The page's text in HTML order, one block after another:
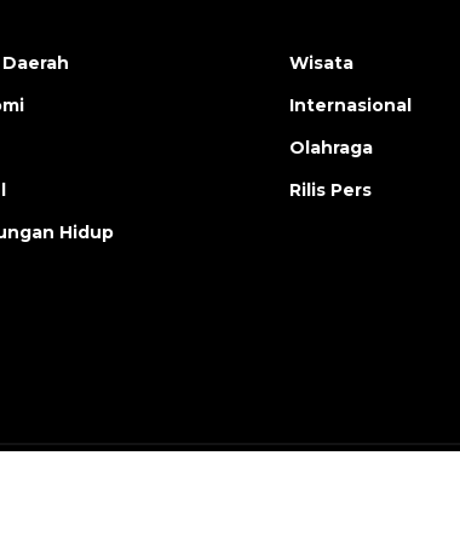
Hidup
Wisata
Internasional
Olahraga
Rilis Pers